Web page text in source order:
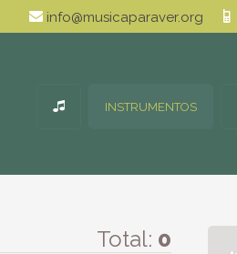
info@musicaparaver.org
INSTRUMENTOS
Total: 0